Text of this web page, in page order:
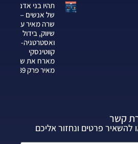
תהיו בני אדם
של אנשים —
שרה מאיר על
שיווק, בידול
ואסטרטגיה-צחי
קווטינסקי
מארח את שרה
מאיר פרק 339
קשר
להשאיר פרטים ונחזור אליכם